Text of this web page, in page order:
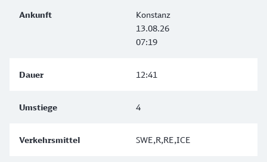
Konstanz
13.08.26
07:19
12:41
4
SWE,R,RE,ICE